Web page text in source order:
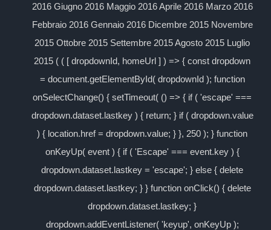
2016 Giugno 2016 Maggio 2016 Aprile 2016 Marzo 2016
Febbraio 2016 Gennaio 2016 Dicembre 2015 Novembre
2015 Ottobre 2015 Settembre 2015 Agosto 2015 Luglio
2015 ( ( [ dropdownId, homeUrl ] ) => { const dropdown
= document.getElementById( dropdownId ); function
onSelectChange() { setTimeout( () => { if ( 'escape' ===
dropdown.dataset.lastkey ) { return; } if ( dropdown.value
) { location.href = dropdown.value; } }, 250 ); } function
onKeyUp( event ) { if ( 'Escape' === event.key ) {
dropdown.dataset.lastkey = 'escape'; } else { delete
dropdown.dataset.lastkey; } } function onClick() { delete
dropdown.dataset.lastkey; }
dropdown.addEventListener( 'keyup', onKeyUp );